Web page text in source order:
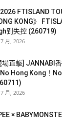
2026 FTISLAND
KONG》
到失控 (260719)
月, 2026
場直擊] JANNABI
Hong Kong！
月, 2026
×